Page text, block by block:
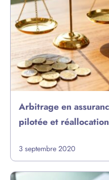
Arbitrage en
pilotée et
3 septembre 2020